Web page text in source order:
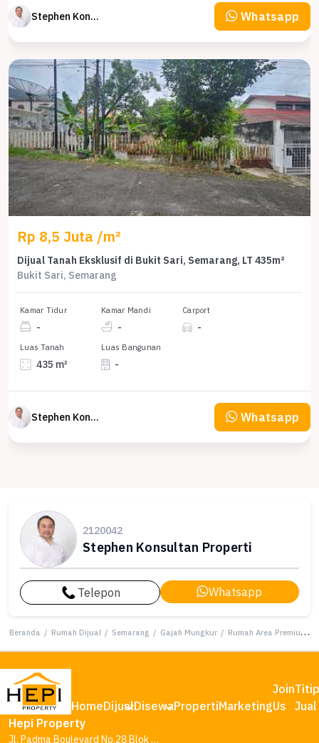
Stephen Konsultan Properti Whatsapp
Rp 8,5 Juta /m²
Dijual Tanah Eksklusif di Bukit Sari, Semarang, LT 435m²
Bukit Sari, Semarang
Kamar Tidur
-
Kamar Mandi
-
Carport
-
Luas Tanah
435 m²
Luas Bangunan
-
Stephen Konsultan Properti Whatsapp
2120042
Stephen Konsultan Properti
Telepon Whatsapp
Beranda / Rumah Dijual / Semarang / Gajah Mungkur / Rumah Area Premium Gajah Mungkur, Semarang - Harga Menarik 25 Miliar
HomeDijualDisewaPropertiMarketing
Join
Us
Jual
Hepi Property
Jl. Padma Boulevard No.28 Blok AA1, Tambakharjo, Kec. Semarang Barat, Kota Semarang, Jawa Tengah 50145